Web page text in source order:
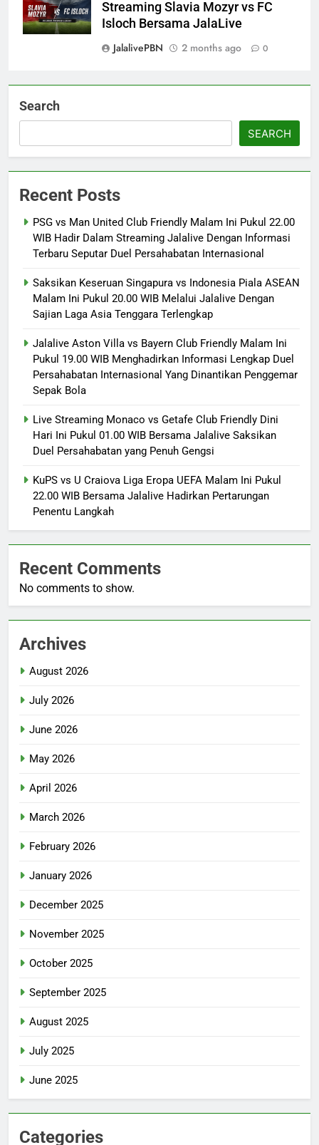
Streaming Slavia Mozyr vs FC
Isloch Bersama JalaLive
JalalivePBN
2 months ago 0
Search
SEARCH
Recent Posts
PSG vs Man United Club Friendly Malam Ini Pukul 22.00
WIB Hadir Dalam Streaming Jalalive Dengan Informasi
Terbaru Seputar Duel Persahabatan Internasional
Saksikan Keseruan Singapura vs Indonesia Piala ASEAN
Malam Ini Pukul 20.00 WIB Melalui Jalalive Dengan
Sajian Laga Asia Tenggara Terlengkap
Jalalive Aston Villa vs Bayern Club Friendly Malam Ini
Pukul 19.00 WIB Menghadirkan Informasi Lengkap Duel
Persahabatan Internasional Yang Dinantikan Penggemar
Sepak Bola
Live Streaming Monaco vs Getafe Club Friendly Dini
Hari Ini Pukul 01.00 WIB Bersama Jalalive Saksikan
Duel Persahabatan yang Penuh Gengsi
KuPS vs U Craiova Liga Eropa UEFA Malam Ini Pukul
22.00 WIB Bersama Jalalive Hadirkan Pertarungan
Penentu Langkah
Recent Comments
No comments to show.
Archives
August 2026
July 2026
June 2026
May 2026
April 2026
March 2026
February 2026
January 2026
December 2025
November 2025
October 2025
September 2025
August 2025
July 2025
June 2025
Categories